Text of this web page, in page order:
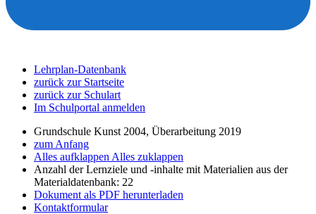
Lehrplan-Datenbank
zurück zur Startseite
zurück zur Schulart
Im Schulportal anmelden
Grundschule Kunst 2004, Überarbeitung 2019
zum Anfang
Alles aufklappen Alles zuklappen
Anzahl der Lernziele und -inhalte mit Materialien aus der
Materialdatenbank: 22
Dokument als PDF herunterladen
Kontaktformular